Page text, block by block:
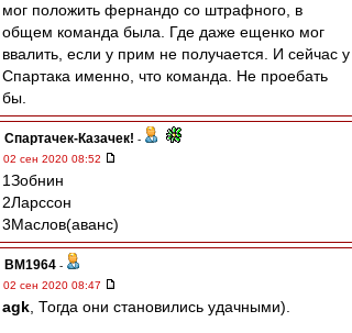
мог положить фернандо со штрафного, в
общем команда была. Где даже ещенко мог
ввалить, если у прим не получается. И сейчас у
Спартака именно, что команда. Не проебать
бы.
Спартачек-Казачек! -
02 сен 2020 08:52
1Зобнин
2Ларссон
3Маслов(аванс)
BM1964 -
02 сен 2020 08:47
agk , Тогда они становились удачными).